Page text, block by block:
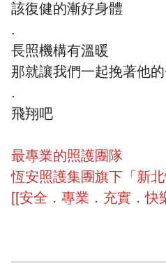
該復健的漸好身體
.
長照機構有溫暖
那就讓我們一起挽著他
.
飛翔吧
最專業的照護團隊
恆安照護集團旗下「新北
[[安全．專業．充實．快